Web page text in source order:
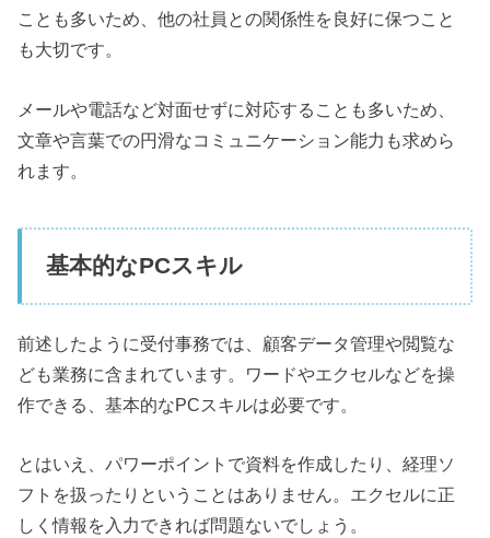
ことも多いため、他の社員との関係性を良好に保つこと
も大切です。
メールや電話など対面せずに対応することも多いため、
文章や言葉での円滑なコミュニケーション能力も求めら
れます。
基本的なPCスキル
前述したように受付事務では、顧客データ管理や閲覧な
ども業務に含まれています。ワードやエクセルなどを操
作できる、基本的なPCスキルは必要です。
とはいえ、パワーポイントで資料を作成したり、経理ソ
フトを扱ったりということはありません。エクセルに正
しく情報を入力できれば問題ないでしょう。